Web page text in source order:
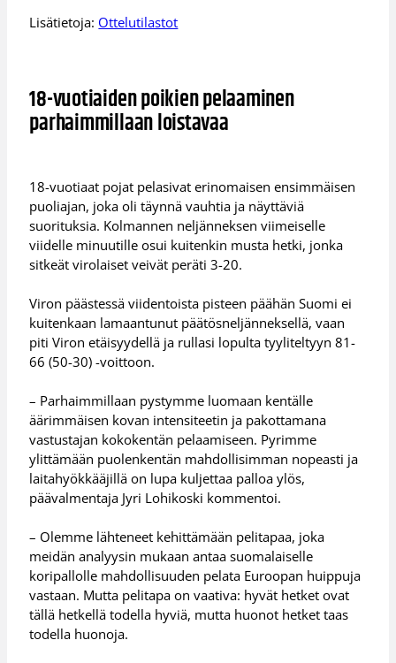
Lisätietoja: Ottelutilastot
18-vuotiaiden poikien pelaaminen
parhaimmillaan loistavaa
18-vuotiaat pojat pelasivat erinomaisen ensimmäisen
puoliajan, joka oli täynnä vauhtia ja näyttäviä
suorituksia. Kolmannen neljänneksen viimeiselle
viidelle minuutille osui kuitenkin musta hetki, jonka
sitkeät virolaiset veivät peräti 3-20.
Viron päästessä viidentoista pisteen päähän Suomi ei
kuitenkaan lamaantunut päätösneljänneksellä, vaan
piti Viron etäisyydellä ja rullasi lopulta tyyliteltyyn 81-
66 (50-30) -voittoon.
– Parhaimmillaan pystymme luomaan kentälle
äärimmäisen kovan intensiteetin ja pakottamana
vastustajan kokokentän pelaamiseen. Pyrimme
ylittämään puolenkentän mahdollisimman nopeasti ja
laitahyökkääjillä on lupa kuljettaa palloa ylös,
päävalmentaja Jyri Lohikoski kommentoi.
– Olemme lähteneet kehittämään pelitapaa, joka
meidän analyysin mukaan antaa suomalaiselle
koripallolle mahdollisuuden pelata Euroopan huippuja
vastaan. Mutta pelitapa on vaativa: hyvät hetket ovat
tällä hetkellä todella hyviä, mutta huonot hetket taas
todella huonoja.